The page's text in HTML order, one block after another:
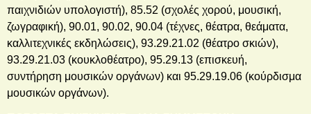
παιχνιδιών υπολογιστή), 85.52 (σχολές χορού, μουσική,
ζωγραφική), 90.01, 90.02, 90.04 (τέχνες, θέατρα, θεάματα,
καλλιτεχνικές εκδηλώσεις), 93.29.21.02 (θέατρο σκιών),
93.29.21.03 (κουκλοθέατρο), 95.29.13 (επισκευή,
συντήρηση μουσικών οργάνων) και 95.29.19.06 (κούρδισμα
μουσικών οργάνων).